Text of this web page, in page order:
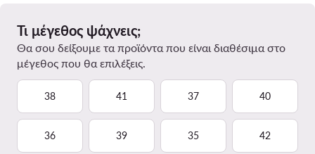
Τι μέγεθος ψάχνεις;
Θα σου δείξουμε τα προϊόντα που είναι διαθέσιμα στο
μέγεθος που θα επιλέξεις.
38 41 37 40
36 39 35 42